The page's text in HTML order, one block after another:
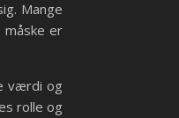
Mange
måske er
værdi og
rolle og